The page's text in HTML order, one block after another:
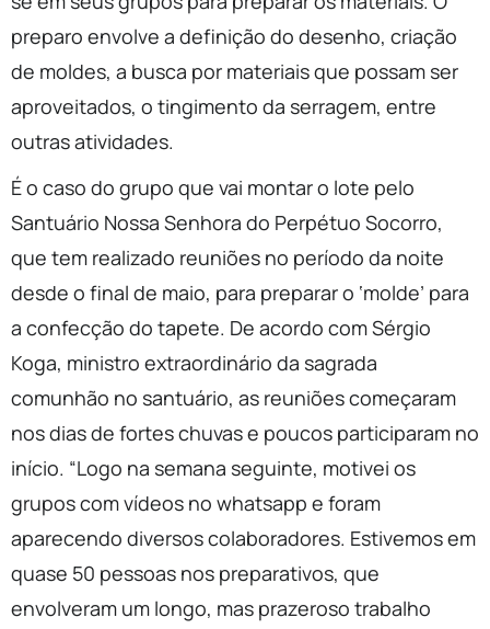
preparo envolve a definição do desenho, criação
de moldes, a busca por materiais que possam ser
aproveitados, o tingimento da serragem, entre
outras atividades.
É o caso do grupo que vai montar o lote pelo
Santuário Nossa Senhora do Perpétuo Socorro,
que tem realizado reuniões no período da noite
desde o final de maio, para preparar o ‘molde’ para
a confecção do tapete. De acordo com Sérgio
Koga, ministro extraordinário da sagrada
comunhão no santuário, as reuniões começaram
nos dias de fortes chuvas e poucos participaram no
início. “Logo na semana seguinte, motivei os
grupos com vídeos no whatsapp e foram
aparecendo diversos colaboradores. Estivemos em
quase 50 pessoas nos preparativos, que
envolveram um longo, mas prazeroso trabalho